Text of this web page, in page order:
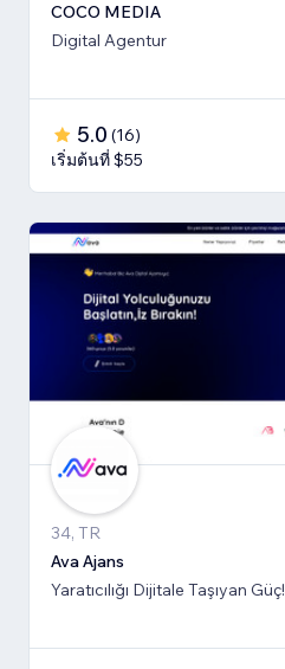
COCO MEDIA
Digital Agentur
5.0 (16)
เริ่มต้นที่ $55
34, TR
Ava Ajans
Yaratıcılığı Dijitale Taşıyan Güç!